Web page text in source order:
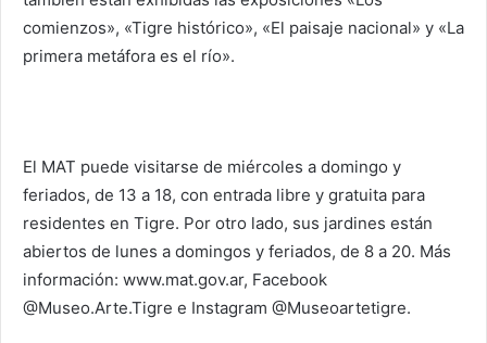
comienzos», «Tigre histórico», «El paisaje nacional» y «La
primera metáfora es el río».
El MAT puede visitarse de miércoles a domingo y
feriados, de 13 a 18, con entrada libre y gratuita para
residentes en Tigre. Por otro lado, sus jardines están
abiertos de lunes a domingos y feriados, de 8 a 20. Más
información: www.mat.gov.ar, Facebook
@Museo.Arte.Tigre e Instagram @Museoartetigre.